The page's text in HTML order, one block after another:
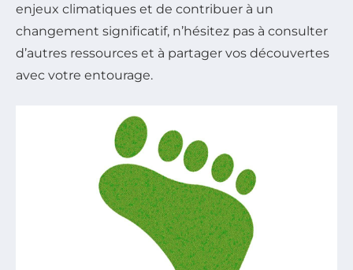
enjeux climatiques et de contribuer à un
changement significatif, n’hésitez pas à consulter
d’autres ressources et à partager vos découvertes
avec votre entourage.